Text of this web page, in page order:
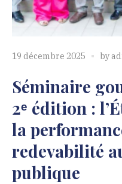
19 décembre 2025 by
Séminaire
2ᵉ édition :
la
redevabilité
publique